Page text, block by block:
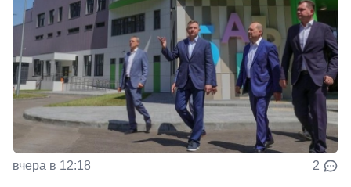
вчера в 12:18 2